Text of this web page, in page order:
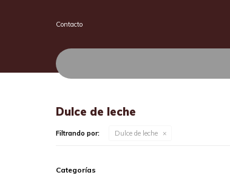
Contacto
Dulce de leche
Filtrando por: Dulce de leche
Categorías